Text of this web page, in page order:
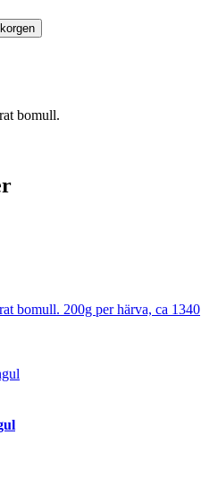
bomull.
bomull. 200g per härva, ca 1340